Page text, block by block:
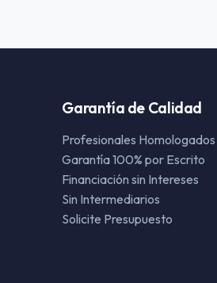
Garantía de Calidad
Profesionales Homologados
Garantía 100% por Escrito
Financiación sin Intereses
Sin Intermediarios
Solicite Presupuesto